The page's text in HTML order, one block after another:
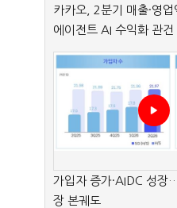
카카오, 2분기 매출·영
에이전트 AI 수익화 관건
가입자 증가·AIDC 성장
장 본궤도